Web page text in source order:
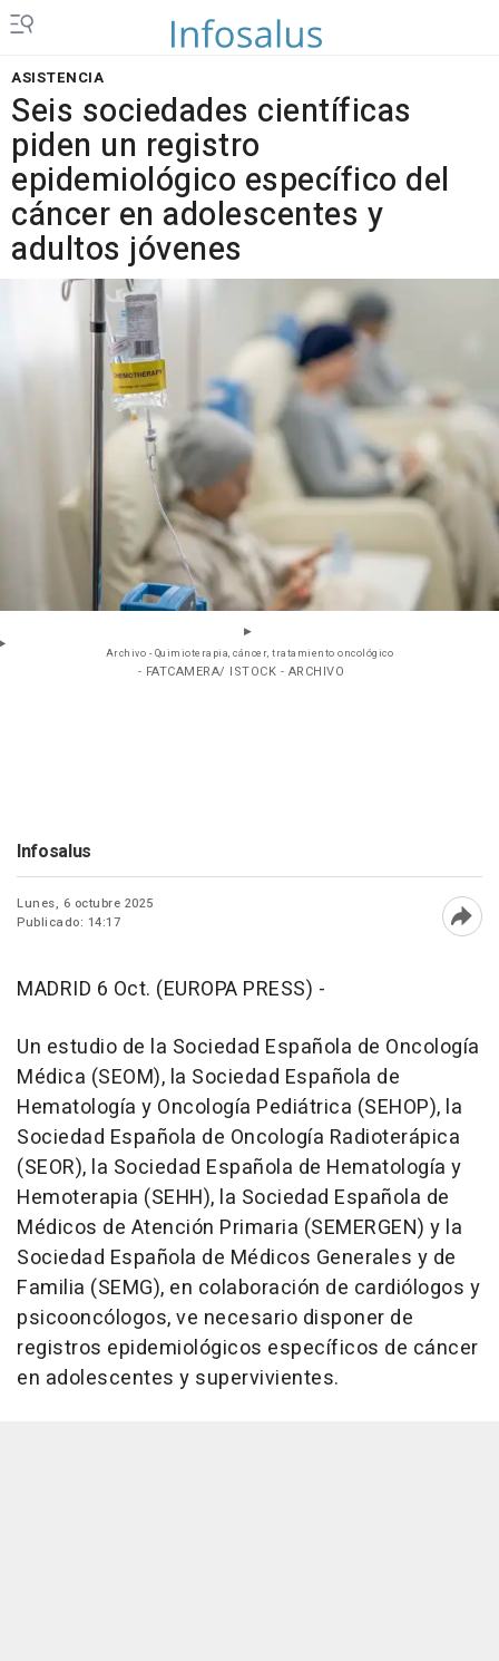
ASISTENCIA
Seis sociedades científicas
piden un registro
epidemiológico específico del
cáncer en adolescentes y
adultos jóvenes
Archivo - Quimioterapia, cáncer, tratamiento oncológico
- FATCAMERA/ ISTOCK - ARCHIVO
Infosalus
Lunes, 6 octubre 2025
Publicado: 14:17
MADRID 6 Oct. (EUROPA PRESS) -
Un estudio de la Sociedad Española de Oncología
Médica (SEOM), la Sociedad Española de
Hematología y Oncología Pediátrica (SEHOP), la
Sociedad Española de Oncología Radioterápica
(SEOR), la Sociedad Española de Hematología y
Hemoterapia (SEHH), la Sociedad Española de
Médicos de Atención Primaria (SEMERGEN) y la
Sociedad Española de Médicos Generales y de
Familia (SEMG), en colaboración de cardiólogos y
psicooncólogos, ve necesario disponer de
registros epidemiológicos específicos de cáncer
en adolescentes y supervivientes.